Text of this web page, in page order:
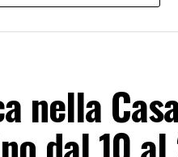
proseguirà ora con
con l’obiettivo di
nella